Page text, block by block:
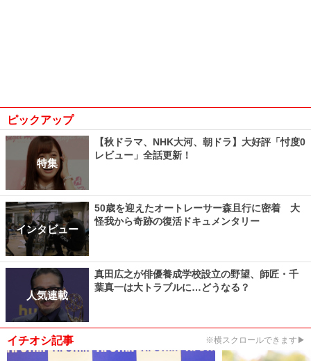
ピックアップ
特集
【秋ドラマ、NHK大河、朝ドラ】大好評「忖度0
レビュー」全話更新！
インタビュー
50歳を迎えたオートレーサー森且行に密着 大
怪我から奇跡の復活ドキュメンタリー
人気連載
真田広之が俳優養成学校設立の野望、師匠・千
葉真一は大トラブルに…どうなる？
イチオシ記事 ※横スクロールできます▶